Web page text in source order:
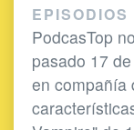
PodcasTop
pasado 17
en compañía